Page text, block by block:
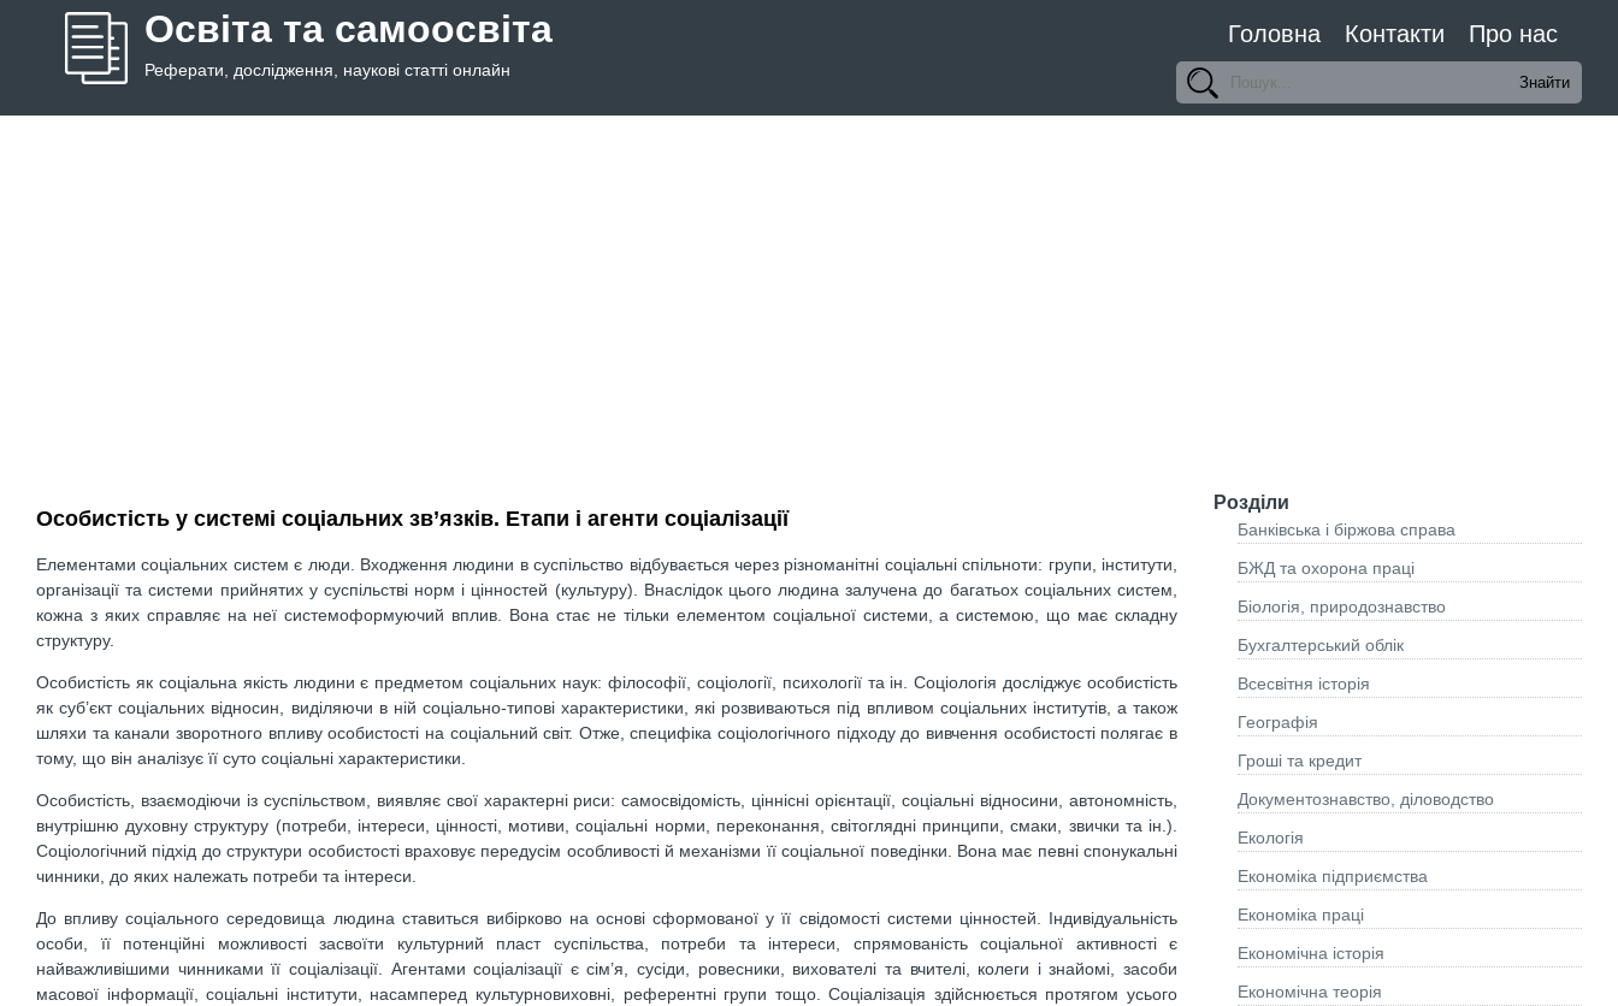
Освіта та самоосвіта
Реферати, дослідження, наукові статті онлайн
Головна Контакти Про нас
Особистість у системі соціальних зв’язків. Етапи і агенти соціалізації
Елементами соціальних систем є люди. Входження людини в суспільство відбувається через різноманітні соціальні спільноти: групи, інститути,
організації та системи прийнятих у суспільстві норм і цінностей (культуру). Внаслідок цього людина залучена до багатьох соціальних систем,
кожна з яких справляє на неї системоформуючий вплив. Вона стає не тільки елементом соціальної системи, а системою, що має складну
структуру.
Особистість як соціальна якість людини є предметом соціальних наук: філософії, соціології, психології та ін. Соціологія досліджує особистість
як суб’єкт соціальних відносин, виділяючи в ній соціально-типові характеристики, які розвиваються під впливом соціальних інститутів, а також
шляхи та канали зворотного впливу особистості на соціальний світ. Отже, специфіка соціологічного підходу до вивчення особистості полягає в
тому, що він аналізує її суто соціальні характеристики.
Особистість, взаємодіючи із суспільством, виявляє свої характерні риси: самосвідомість, ціннісні орієнтації, соціальні відносини, автономність,
внутрішню духовну структуру (потреби, інтереси, цінності, мотиви, соціальні норми, переконання, світоглядні принципи, смаки, звички та ін.).
Соціологічний підхід до структури особистості враховує передусім особливості й механізми її соціальної поведінки. Вона має певні спонукальні
чинники, до яких належать потреби та інтереси.
До впливу соціального середовища людина ставиться вибірково на основі сформованої у її свідомості системи цінностей. Індивідуальність
особи, її потенційні можливості засвоїти культурний пласт суспільства, потреби та інтереси, спрямованість соціальної активності є
найважливішими чинниками її соціалізації. Агентами соціалізації є сім’я, сусіди, ровесники, вихователі та вчителі, колеги і знайомі, засоби
масової інформації, соціальні інститути, насамперед культурновиховні, референтні групи тощо. Соціалізація здійснюється протягом усього
Розділи
Банківська і біржова справа
БЖД та охорона праці
Біологія, природознавство
Бухгалтерський облік
Всесвітня історія
Географія
Гроші та кредит
Документознавство, діловодство
Екологія
Економіка підприємства
Економіка праці
Економічна історія
Економічна теорія